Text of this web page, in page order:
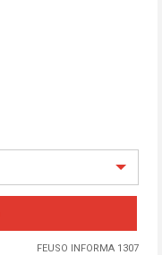
FEUSO INFORMA 1307